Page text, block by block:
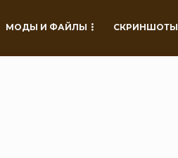
МОДЫ И ФАЙЛЫ СКРИНШОТЫ